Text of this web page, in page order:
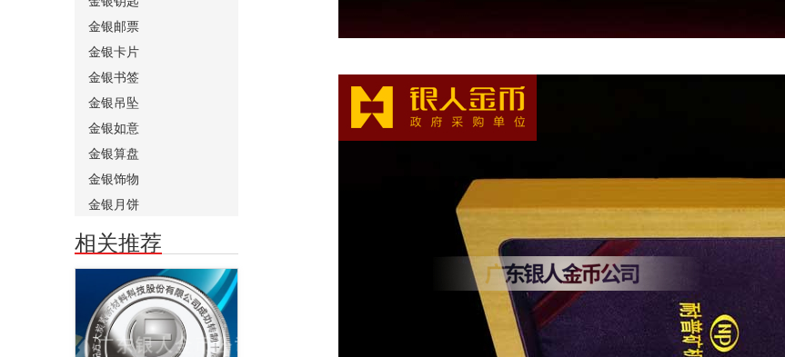
金银邮票
金银卡片
金银书签
金银吊坠
金银如意
金银算盘
金银饰物
金银月饼
相关推荐